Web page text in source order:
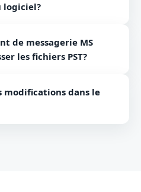
propre de ces fichiers
logiciel?
de messagerie MS
les fichiers PST?
compact.
modifications dans le